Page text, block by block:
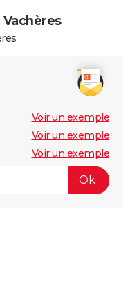
Voir un exemple
Voir un exemple
Voir un exemple